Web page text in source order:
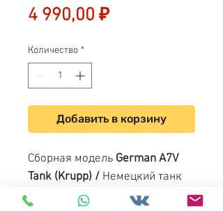
4 990,00 ₽Цена
Количество *
Добавить в корзину
Сборная модель German A7V
Tank (Krupp) / Немецкий танк
Первой мировой войны - Meng